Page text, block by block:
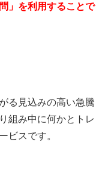
」を利用することで
る見込みの高い急騰
組み中に何かとトレ
ビスです。